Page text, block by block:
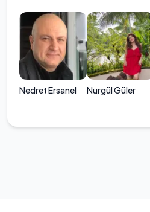
Nedret Ersanel Nurgül Güler